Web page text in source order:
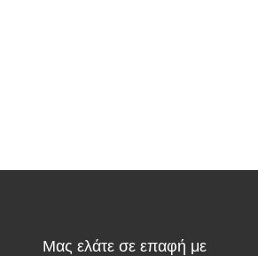
Μας ελάτε σε επαφή με